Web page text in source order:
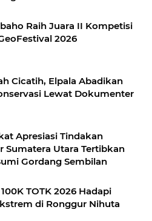
Raih Juara II Kompetisi
2026
Cicatih, Elpala Abadikan
Lewat Dokumenter
Apresiasi Tindakan
Sumatera Utara Tertibkan
Gordang Sembilan
TOTK 2026 Hadapi
di Ronggur Nihuta